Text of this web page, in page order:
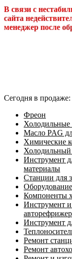
В связи с
сайта
менеджер после
Сегодня в продаже:
Фреон
Холодильные
Масло PAG
Химические
Холодильный
Инструмент
материалы
Станции для
Компоненты
Инструмент и
Инструмент
Ремонт
Ремонт